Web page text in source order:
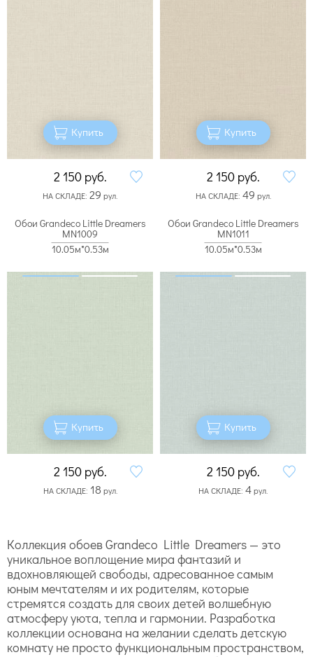
Купить
2 150 руб.
НА СКЛАДЕ: 29 рул.
Купить
2 150 руб.
НА СКЛАДЕ: 49 рул.
Обои Grandeco Little Dreamers
MN1009
10.05м*0.53м
Купить
2 150 руб.
НА СКЛАДЕ: 18 рул.
Обои Grandeco Little Dreamers
MN1011
10.05м*0.53м
Купить
2 150 руб.
НА СКЛАДЕ: 4рул.
Коллекция обоев Grandeco Little Dreamers — это
уникальное воплощение мира фантазий и
вдохновляющей свободы, адресованное самым
юным мечтателям и их родителям, которые
стремятся создать для своих детей волшебную
атмосферу уюта, тепла и гармонии. Разработка
коллекции основана на желании сделать детскую
комнату не просто функциональным пространством,